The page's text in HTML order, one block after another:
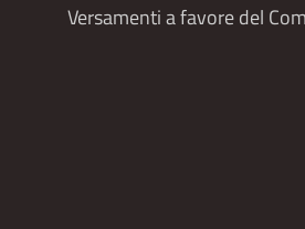
Versamenti a favore del